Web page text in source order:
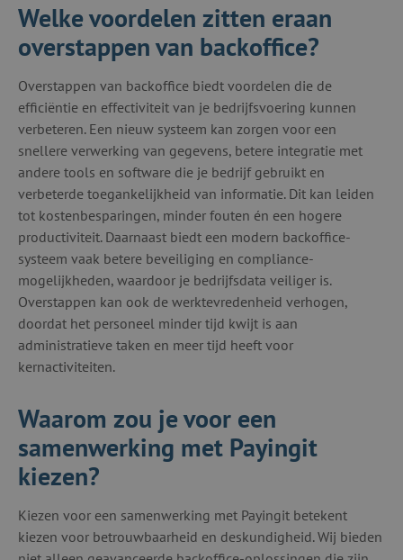
Welke voordelen zitten eraan
overstappen van backoffice?
Overstappen van backoffice biedt voordelen die de
efficiëntie en effectiviteit van je bedrijfsvoering kunnen
verbeteren. Een nieuw systeem kan zorgen voor een
snellere verwerking van gegevens, betere integratie met
andere tools en software die je bedrijf gebruikt en
verbeterde toegankelijkheid van informatie. Dit kan leiden
tot kostenbesparingen, minder fouten én een hogere
productiviteit. Daarnaast biedt een modern backoffice-
systeem vaak betere beveiliging en compliance-
mogelijkheden, waardoor je bedrijfsdata veiliger is.
Overstappen kan ook de werktevredenheid verhogen,
doordat het personeel minder tijd kwijt is aan
administratieve taken en meer tijd heeft voor
kernactiviteiten.
Waarom zou je voor een
samenwerking met Payingit
kiezen?
Kiezen voor een samenwerking met Payingit betekent
kiezen voor betrouwbaarheid en deskundigheid. Wij bieden